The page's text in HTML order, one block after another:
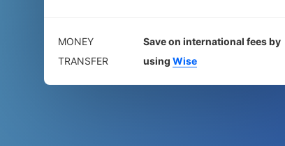
MONEY
TRANSFER
Save on international fees by
using Wise